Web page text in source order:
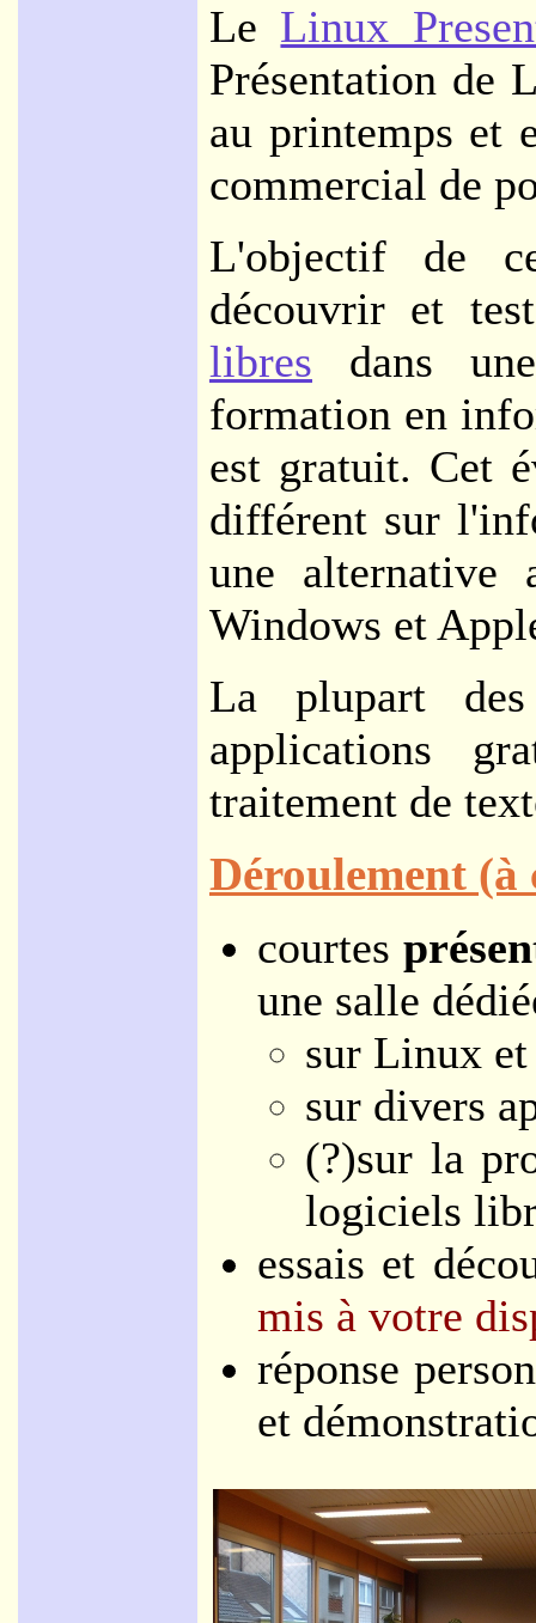
Le Linux
Présentation de
au printemps et
commercial de
L'objectif de
découvrir et
libres dans
formation en
est gratuit. Cet
différent sur
une alternative
Windows et
La plupart
applications
traitement de
Déroulement
courtes
une salle
sur Linux
sur divers
(?)sur la
logiciels
essais et
mis à votre
réponse
et